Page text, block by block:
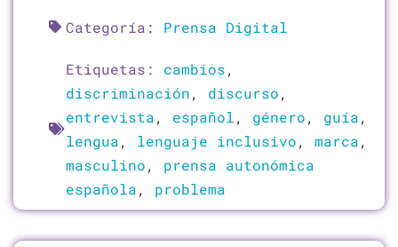
Categoría: Prensa Digital
Etiquetas: cambios,
discriminación, discurso,
entrevista, español, género, guía,
lengua, lenguaje inclusivo, marca,
masculino, prensa autonómica
española, problema